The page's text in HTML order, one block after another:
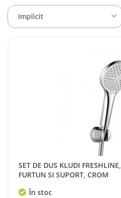
Implicit
SET DE DUS KLUDI FRESHLINE, TELEFON 1 FUNCTIE, CU
FURTUN SI SUPORT, CROM
În stoc